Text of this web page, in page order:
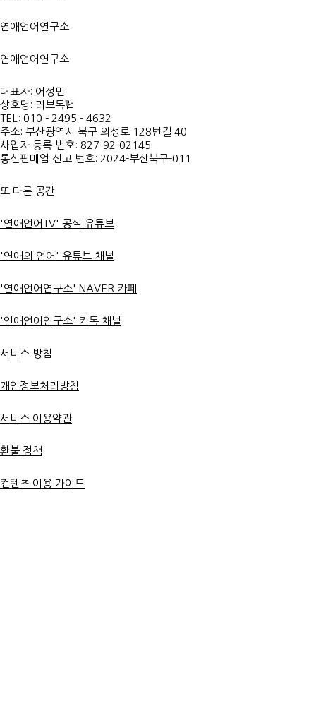
연애언어연구소
연애언어연구소
대표자: 어성민
상호명: 러브톡랩
TEL: 010 - 2495 - 4632
주소: 부산광역시 북구 의성로 128번길 40
사업자 등록 번호: 827-92-02145
통신판매업 신고 번호: 2024-부산북구-011
또 다른 공간
'연애언어TV' 공식 유튜브
'연애의 언어' 유튜브 채널
'연애언어연구소' NAVER 카페
'연애언어연구소' 카톡 채널
서비스 방침
개인정보처리방침
서비스 이용약관
환불 정책
컨텐츠 이용 가이드